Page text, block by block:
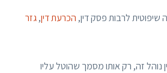
לרבות פסק דין, הכרעת דין,גזר
נוהל זה, רק אותו מסמך שהוטל עליו